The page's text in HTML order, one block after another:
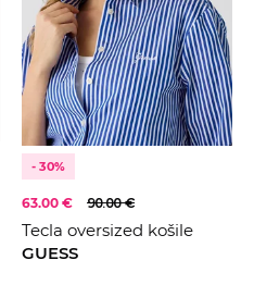
- 30%
63.00 € 90.00 €
Tecla oversized košile
GUESS